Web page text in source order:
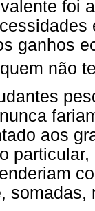
foi
ganhos
não
aos